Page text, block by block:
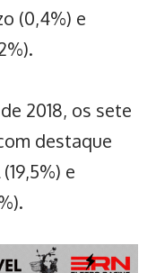
(0,4%) e
2018, os sete
destaque
e